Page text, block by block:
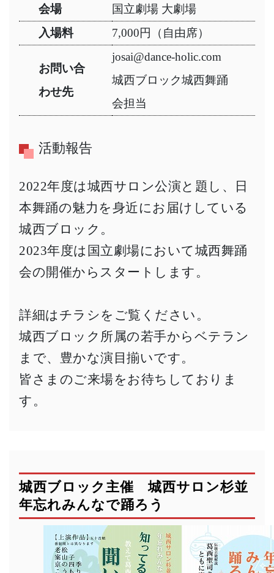
会場
国立劇場 大劇場
入場料
7,000円（自由席）
お問い合
わせ先
josai@dance-holic.com
城西ブロック城西舞踊
会担当
活動報告
2022年度は城西サロン公演と題し、日
本舞踊の魅力を身近にお届けしている
城西ブロック。
2023年度は国立劇場において城西舞踊
会の開催からスタートします。
詳細はチラシをご覧ください。
城西ブロック所属の若手からベテラン
まで、豊かな演目揃いです。
皆さまのご来場をお待ちしておりま
す。
城西ブロック主催 城西サロン杉並
年忘れみんなで踊ろう